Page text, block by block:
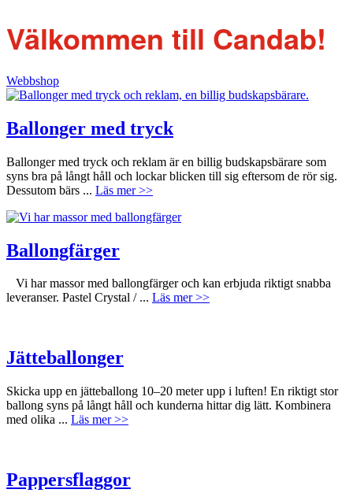
Välkommen till Candab!
Webbshop
Ballonger med tryck
Ballonger med tryck och reklam är en billig budskapsbärare som
syns bra på långt håll och lockar blicken till sig eftersom de rör sig.
Dessutom bärs ... Läs mer >>
Ballongfärger
Vi har massor med ballongfärger och kan erbjuda riktigt snabba
leveranser. Pastel Crystal / ... Läs mer >>
Jätteballonger
Skicka upp en jätteballong 10–20 meter upp i luften! En riktigt stor
ballong syns på långt håll och kunderna hittar dig lätt. Kombinera
med olika ... Läs mer >>
Pappersflaggor